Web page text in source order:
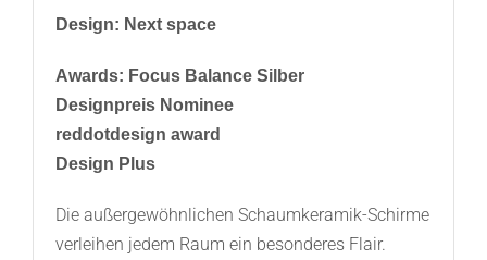
Design: Next space
Awards: Focus Balance Silber
Designpreis Nominee
reddotdesign award
Design Plus
Die außergewöhnlichen Schaumkeramik-Schirme
verleihen jedem Raum ein besonderes Flair.